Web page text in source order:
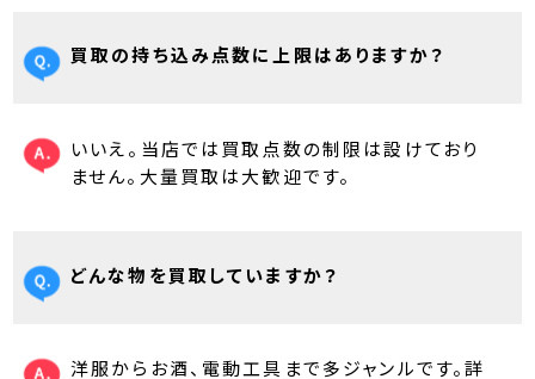
買取の持ち込み点数に上限はありますか？
いいえ。当店では買取点数の制限は設けており
ません。大量買取は大歓迎です。
どんな物を買取していますか？
洋服からお酒、電動工具まで多ジャンルです。詳